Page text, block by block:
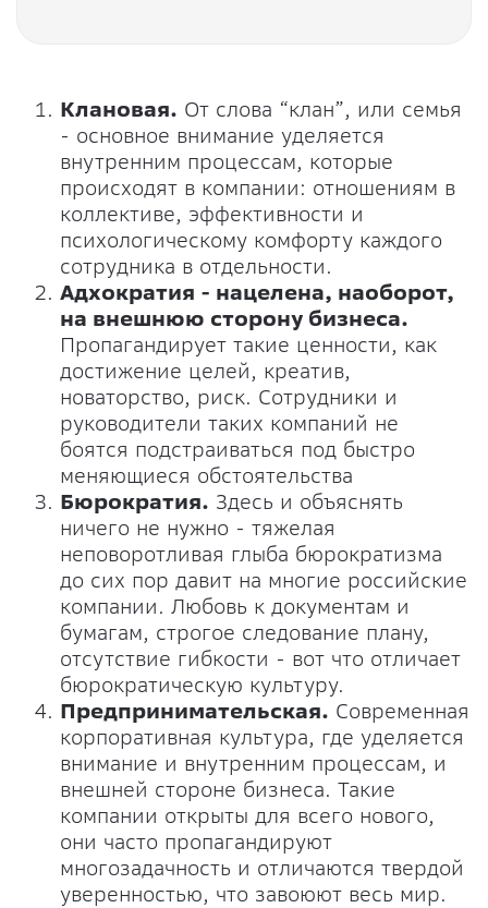
Клановая. От слова “клан”, или семья
- основное внимание уделяется
внутренним процессам, которые
происходят в компании: отношениям в
коллективе, эффективности и
психологическому комфорту каждого
сотрудника в отдельности.
Адхократия - нацелена, наоборот,
на внешнюю сторону бизнеса.
Пропагандирует такие ценности, как
достижение целей, креатив,
новаторство, риск. Сотрудники и
руководители таких компаний не
боятся подстраиваться под быстро
меняющиеся обстоятельства
Бюрократия. Здесь и объяснять
ничего не нужно - тяжелая
неповоротливая глыба бюрократизма
до сих пор давит на многие российские
компании. Любовь к документам и
бумагам, строгое следование плану,
отсутствие гибкости - вот что отличает
бюрократическую культуру.
Предпринимательская. Современная
корпоративная культура, где уделяется
внимание и внутренним процессам, и
внешней стороне бизнеса. Такие
компании открыты для всего нового,
они часто пропагандируют
многозадачность и отличаются твердой
уверенностью, что завоюют весь мир.